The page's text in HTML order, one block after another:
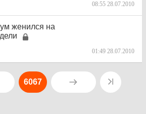
08:55 28.07.2010
женился на
01:49 28.07.2010
6067